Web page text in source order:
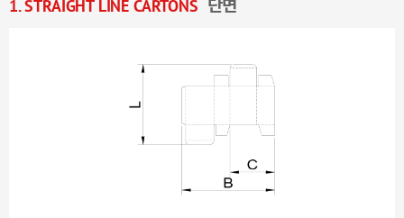
1. STRAIGHT LINE CARTONS 단면